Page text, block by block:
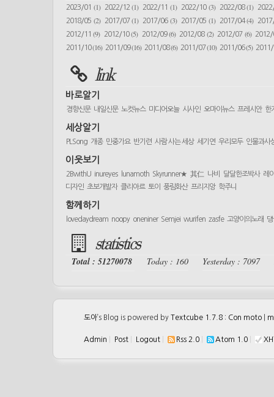
2023/01 (1) 2022/12(1) 2022/11(1) 2022/10 (3) 2022/08(1)
2018/05 (2) 2017/07(1) 2017/06(3) 2017/05 (1) 2017/04(4)
2012/11(9) 2012/10(5) 2012/09(6) 2012/08 (2) 2012/07 (6)
2011/10(16) 2011/09(16) 2011/08(6) 2011/07(10) 2011/06(5)
link
바로알기
경향신문 내일신문 노컷뉴스 미디어오늘 시사인 오마이뉴스 프레시안 한
세상알기
PLSong 개종 민중가요 반기련 사람 사는 세상 세기연 우리모두 인물과사
이웃보기
2BwithU inureyes lunamoth Skyrunner★ 其仁 나비 달달한조박사 레
디자인 초보개발자 클리아르 토이 풍림화산 프리지앙 학주니
함께하기
lovedaydream noopy oneniner Semjei wurifen zasfe 고양이의노래
statistics
Total : 51270078 Today : 160 Yesterday : 7097
도아’s Blog is powered by Textcube 1.7.8 : Con moto
Admin Post Logout Rss 2.0 Atom 1.0